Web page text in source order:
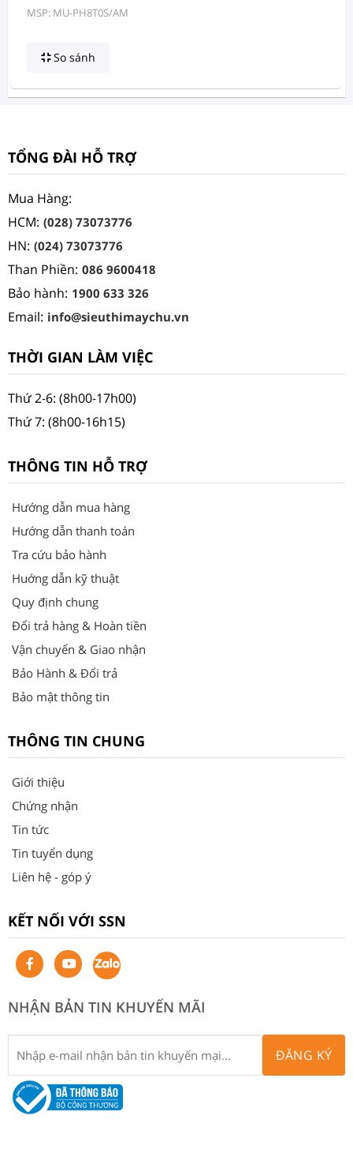
MSP: MU-PH8T0S/AM
So sánh
TỔNG ĐÀI HỖ TRỢ
Mua Hàng:
HCM: (028) 73073776
HN: (024) 73073776
Than Phiền: 086 9600418
Bảo hành: 1900 633 326
Email: info@sieuthimaychu.vn
THỜI GIAN LÀM VIỆC
Thứ 2-6: (8h00-17h00)
Thứ 7: (8h00-16h15)
THÔNG TIN HỖ TRỢ
Hướng dẫn mua hàng
Hướng dẫn thanh toán
Tra cứu bảo hành
Huớng dẫn kỹ thuật
Quy định chung
Đổi trả hàng & Hoàn tiền
Vận chuyển & Giao nhận
Bảo Hành & Đổi trả
Bảo mật thông tin
THÔNG TIN CHUNG
Giới thiệu
Chứng nhận
Tin tức
Tin tuyển dụng
Liên hệ - góp ý
KẾT NỐI VỚI SSN
NHẬN BẢN TIN KHUYẾN MÃI
ĐĂNG KÝ